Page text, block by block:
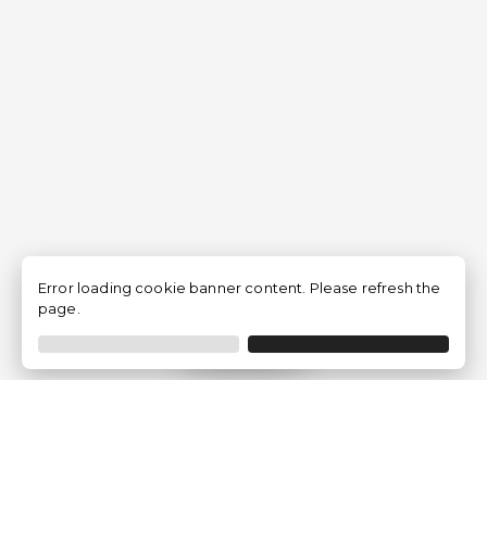
Filtro
Error loading cookie banner content. Please refresh the
page.